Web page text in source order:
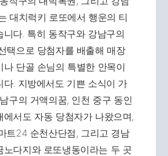
대치럭키 로또에서 행운의 티
니다. 특히 동작구와 강남구의
택으로 당첨자를 배출해 매장
나 단골 손님의 특별한 안목이
다. 지방에서도 기쁜 소식이 가
구의 거액의꿈, 인천 중구 동인
에서도 자동 당첨자가 나왔으며,
트24 순천산단점, 그리고 경남
노다지와 로또냉동이라는 두 곳